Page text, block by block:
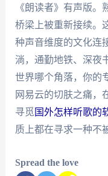
《朗读者》有声版
桥梁上被重新接续。
种声音维度的文化连
淌，通勤地铁、深夜
世界哪个角落，你的
网易云的切肤之痛，
寻觅 国外怎样听歌的
质上都在寻求一种不
Spread the love